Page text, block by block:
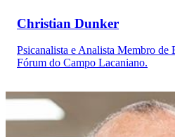
Christian Dunker
Psicanalista e Analista Membro de
Fórum do Campo Lacaniano.